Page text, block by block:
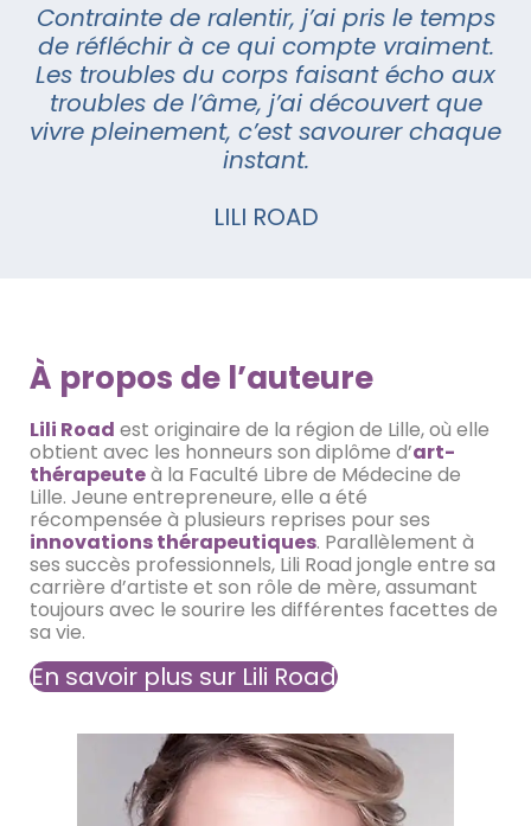
Contrainte de ralentir, j’ai pris le temps
de réfléchir à ce qui compte vraiment.
Les troubles du corps faisant écho aux
troubles de l’âme, j’ai découvert que
vivre pleinement, c’est savourer chaque
instant.
LILI ROAD
À propos de l’auteure
Lili Road est originaire de la région de Lille, où elle
obtient avec les honneurs son diplôme d’art-
thérapeuteà la Faculté Libre de Médecine de
Lille. Jeune entrepreneure, elle a été
récompensée à plusieurs reprises pour ses
innovations thérapeutiques. Parallèlement à
ses succès professionnels, Lili Road jongle entre sa
carrière d’artiste et son rôle de mère, assumant
toujours avec le sourire les différentes facettes de
sa vie.
En savoir plus sur Lili Road